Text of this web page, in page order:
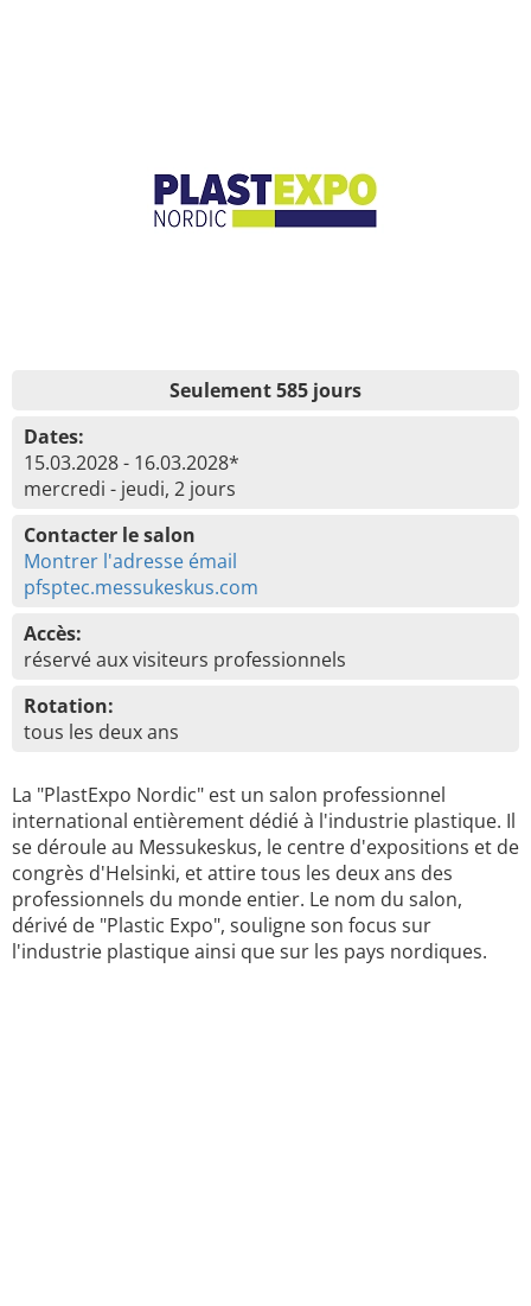
Seulement 585 jours
Dates:
15.03.2028 - 16.03.2028*
mercredi - jeudi, 2 jours
Contacter le salon
Montrer l'adresse émail
pfsptec.messukeskus.com
Accès:
réservé aux visiteurs professionnels
Rotation:
tous les deux ans
La "PlastExpo Nordic" est un salon professionnel
international entièrement dédié à l'industrie plastique. Il
se déroule au Messukeskus, le centre d'expositions et de
congrès d'Helsinki, et attire tous les deux ans des
professionnels du monde entier. Le nom du salon,
dérivé de "Plastic Expo", souligne son focus sur
l'industrie plastique ainsi que sur les pays nordiques.